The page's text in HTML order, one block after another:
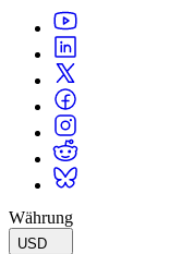
Währung
USD